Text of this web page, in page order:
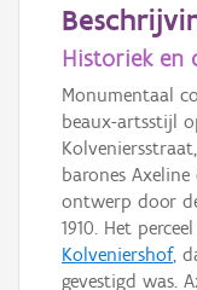
Historiek en
Monumentaal
beaux-artsstijl
barones Axeline
ontwerp door
1910. Het
Kolveniershof,
gevestigd was.